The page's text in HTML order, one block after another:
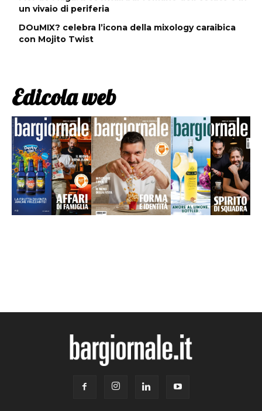
un vivaio di periferia
DOuMIX? celebra l’icona della mixology caraibica
con Mojito Twist
Edicola web